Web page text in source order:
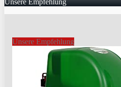
Unsere Empfehlung